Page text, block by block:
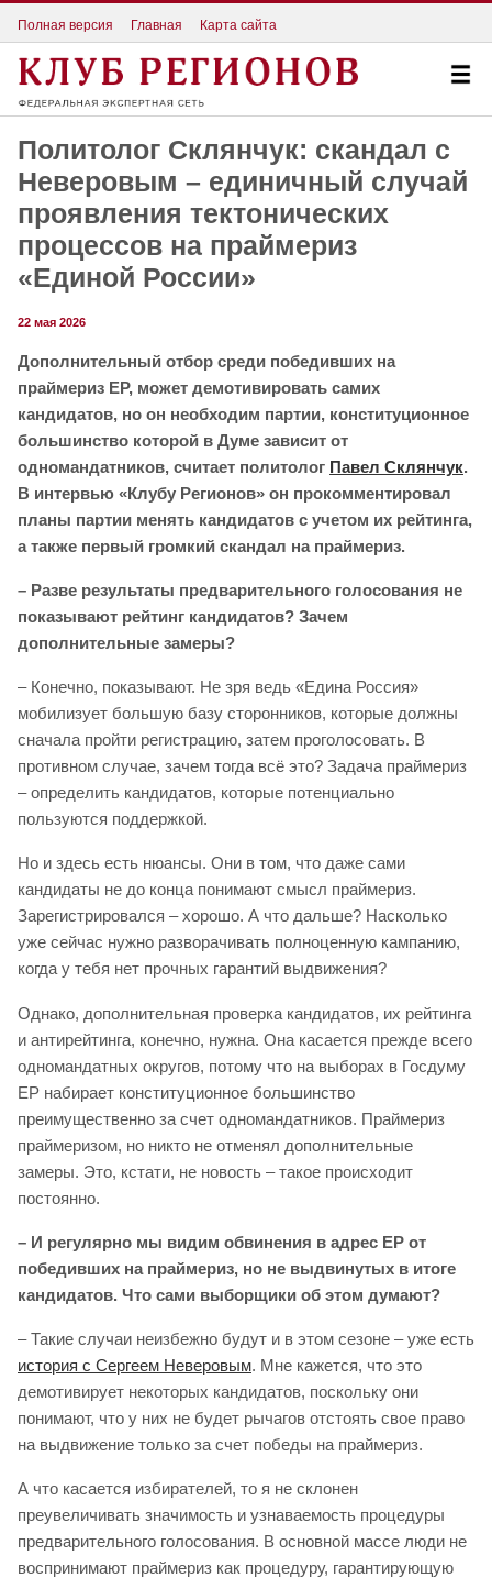
Полная версия Главная Карта сайта
Политолог Склянчук: скандал с
Неверовым – единичный случай
проявления тектонических
процессов на праймериз
«Единой России»
22 мая 2026
Дополнительный отбор среди победивших на
праймериз ЕР, может демотивировать самих
кандидатов, но он необходим партии, конституционное
большинство которой в Думе зависит от
одномандатников, считает политолог Павел Склянчук.
В интервью «Клубу Регионов» он прокомментировал
планы партии менять кандидатов с учетом их рейтинга,
а также первый громкий скандал на праймериз.
– Разве результаты предварительного голосования не
показывают рейтинг кандидатов? Зачем
дополнительные замеры?
– Конечно, показывают. Не зря ведь «Едина Россия»
мобилизует большую базу сторонников, которые должны
сначала пройти регистрацию, затем проголосовать. В
противном случае, зачем тогда всё это? Задача праймериз
– определить кандидатов, которые потенциально
пользуются поддержкой.
Но и здесь есть нюансы. Они в том, что даже сами
кандидаты не до конца понимают смысл праймериз.
Зарегистрировался – хорошо. А что дальше? Насколько
уже сейчас нужно разворачивать полноценную кампанию,
когда у тебя нет прочных гарантий выдвижения?
Однако, дополнительная проверка кандидатов, их рейтинга
и антирейтинга, конечно, нужна. Она касается прежде всего
одномандатных округов, потому что на выборах в Госдуму
ЕР набирает конституционное большинство
преимущественно за счет одномандатников. Праймериз
праймеризом, но никто не отменял дополнительные
замеры. Это, кстати, не новость – такое происходит
постоянно.
– И регулярно мы видим обвинения в адрес ЕР от
победивших на праймериз, но не выдвинутых в итоге
кандидатов. Что сами выборщики об этом думают?
– Такие случаи неизбежно будут и в этом сезоне – уже есть
история с Сергеем Неверовым. Мне кажется, что это
демотивирует некоторых кандидатов, поскольку они
понимают, что у них не будет рычагов отстоять свое право
на выдвижение только за счет победы на праймериз.
А что касается избирателей, то я не склонен
преувеличивать значимость и узнаваемость процедуры
предварительного голосования. В основной массе люди не
воспринимают праймериз как процедуру, гарантирующую